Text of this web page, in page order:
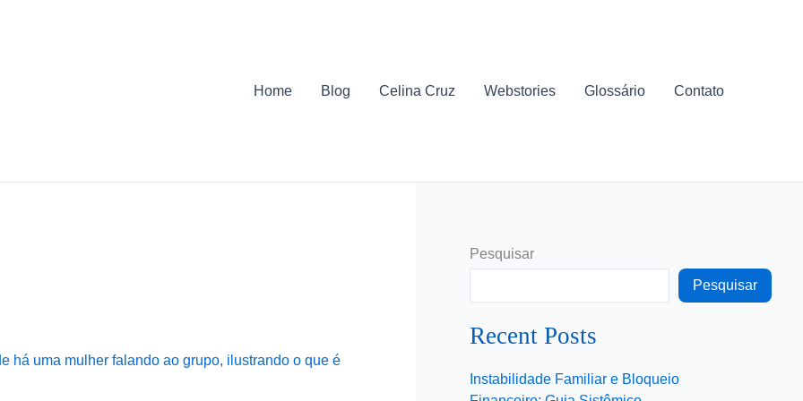
Home Blog Celina Cruz Webstories Glossário Contato
Pesquisar
Pesquisar
Recent Posts
Instabilidade Familiar e Bloqueio